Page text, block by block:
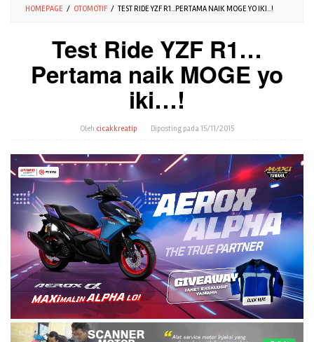
HOMEPAGE / OTOMOTIF / TEST RIDE YZF R1...PERTAMA NAIK MOGE YO IKI...!
Test Ride YZF R1…
Pertama naik MOGE yo
iki…!
Oleh cicakkreatip Diposting pada15/11/2015